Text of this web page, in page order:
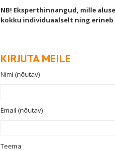
NB! Eksperthinnangud, mille
kokku individuaalselt ning
KIRJUTA MEILE
Nimi (nõutav)
Email (nõutav)
Teema